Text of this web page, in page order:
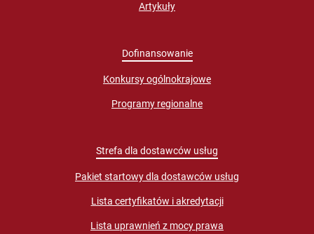
Artykuły
Dofinansowanie
Konkursy ogólnokrajowe
Programy regionalne
Strefa dla dostawców usług
Pakiet startowy dla dostawców usług
Lista certyfikatów i akredytacji
Lista uprawnień z mocy prawa